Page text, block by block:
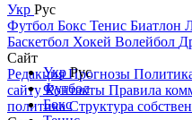
Укр Рус
Футбол Бокс Тенис Биатлон
Баскетбол Хокей Волейбол
Сайт
РедакцияПрогнозы
сайтуКонтакты Правила
политикаСтруктура
УкрРус
Футбол
Бокс